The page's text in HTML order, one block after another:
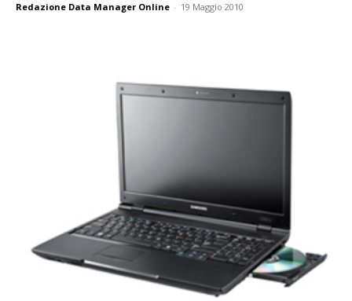
Redazione Data Manager Online - 19 Maggio 2010